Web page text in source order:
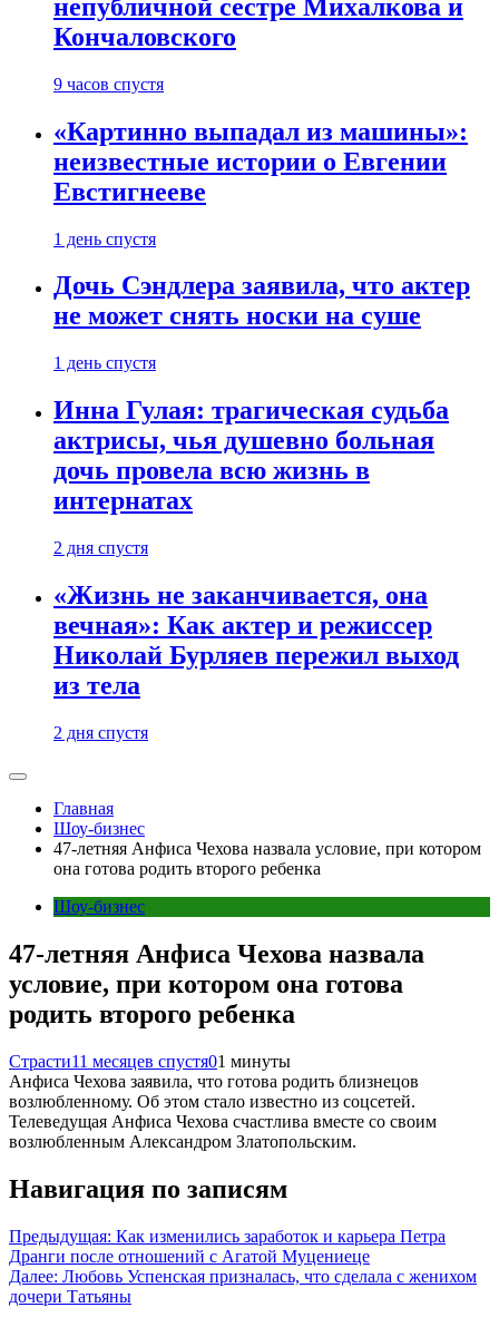
непубличной сестре Михалкова и
Кончаловского
9 часов спустя
«Картинно выпадал из машины»:
неизвестные истории о Евгении
Евстигнееве
1 день спустя
Дочь Сэндлера заявила, что актер
не может снять носки на суше
1 день спустя
Инна Гулая: трагическая судьба
актрисы, чья душевно больная
дочь провела всю жизнь в
интернатах
2 дня спустя
«Жизнь не заканчивается, она
вечная»: Как актер и режиссер
Николай Бурляев пережил выход
из тела
2 дня спустя
Главная
Шоу-бизнес
47-летняя Анфиса Чехова назвала условие, при котором
она готова родить второго ребенка
Шоу-бизнес
47-летняя Анфиса Чехова назвала
условие, при котором она готова
родить второго ребенка
Страсти11 месяцев спустя01 минуты
Анфиса Чехова заявила, что готова родить близнецов
возлюбленному. Об этом стало известно из соцсетей.
Телеведущая Анфиса Чехова счастлива вместе со своим
возлюбленным Александром Златопольским.
Навигация по записям
Предыдущая: Как изменились заработок и карьера Петра
Дранги после отношений с Агатой Муцениеце
Далее: Любовь Успенская призналась, что сделала с женихом
дочери Татьяны